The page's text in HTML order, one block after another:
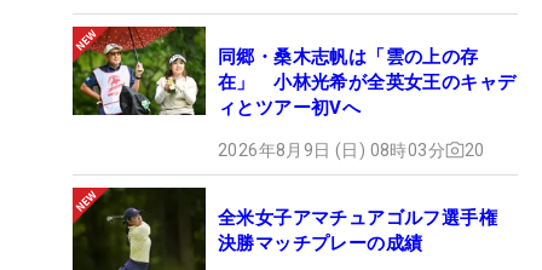
同郷・桑木志帆は「雲の上の存
在」 小林光希が全英女王のキャデ
ィとツアー初Vへ
2026年8月9日 (日) 08時03分 20
全米女子アマチュアゴルフ選手権
決勝マッチプレーの成績